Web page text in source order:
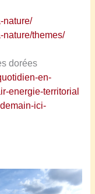
nature/
nature/themes/
dorées
en-
energie-territorial
ici-